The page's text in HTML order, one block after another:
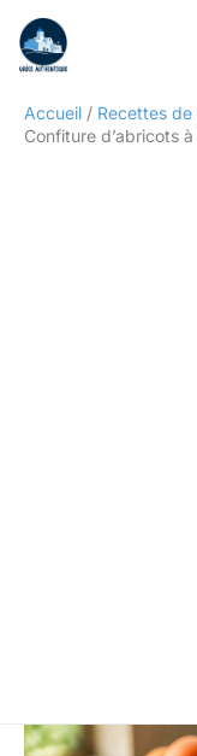
contenu
Accueil
Recettes
Confiture d’abricots
Rechercher